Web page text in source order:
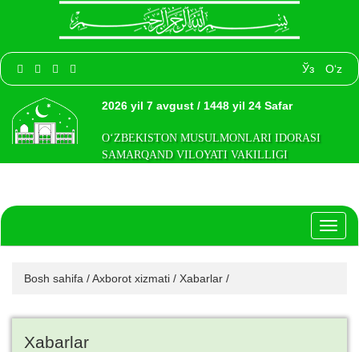
Ўз O‘z
2026 yil 7 avgust / 1448 yil 24 Safar
O‘ZBEKISTON MUSULMONLARI IDORASI
SAMARQAND VILOYATI VAKILLIGI
Bosh sahifa /Axborot xizmati / Xabarlar /
Xabarlar